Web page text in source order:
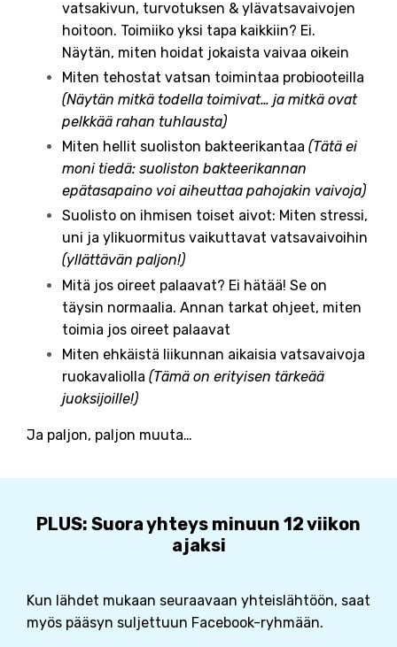
vatsakivun, turvotuksen & ylävatsavaivojen
hoitoon. Toimiiko yksi tapa kaikkiin? Ei.
Näytän, miten hoidat jokaista vaivaa oikein
Miten tehostat vatsan toimintaa probiooteilla
(Näytän mitkä todella toimivat… ja mitkä ovat
pelkkää rahan tuhlausta)
Miten hellit suoliston bakteerikantaa (Tätä ei
moni tiedä: suoliston bakteerikannan
epätasapaino voi aiheuttaa pahojakin vaivoja)
Suolisto on ihmisen toiset aivot: Miten stressi,
uni ja ylikuormitus vaikuttavat vatsavaivoihin
(yllättävän paljon!)
Mitä jos oireet palaavat? Ei hätää! Se on
täysin normaalia. Annan tarkat ohjeet, miten
toimia jos oireet palaavat
Miten ehkäistä liikunnan aikaisia vatsavaivoja
ruokavaliolla (Tämä on erityisen tärkeää
juoksijoille!)
Ja paljon, paljon muuta…
PLUS: Suora yhteys minuun 12 viikon
ajaksi
Kun lähdet mukaan seuraavaan yhteislähtöön, saat
myös pääsyn suljettuun Facebook-ryhmään.